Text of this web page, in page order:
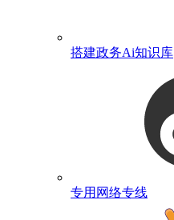
搭建政务Ai知识库
专用网络专线